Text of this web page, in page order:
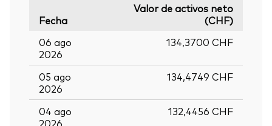
Fecha
Valor de activos neto
(CHF)
06 ago
2026
134,3700 CHF
05 ago
2026
134,4749 CHF
04 ago
2026
132,4456 CHF